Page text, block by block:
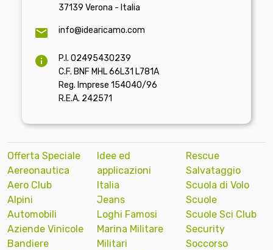
37139 Verona - Italia
info@idearicamo.com
P.I. 02495430239
C.F. BNF MHL 66L31 L781A
Reg. Imprese 154040/96
R.E.A. 242571
Offerta Speciale
Aereonautica
Aero Club
Alpini
Automobili
Aziende Vinicole
Bandiere
Idee ed
applicazioni
Italia
Jeans
Loghi Famosi
Marina Militare
Militari
Rescue
Salvataggio
Scuola di Volo
Scuole
Scuole Sci Club
Security
Soccorso